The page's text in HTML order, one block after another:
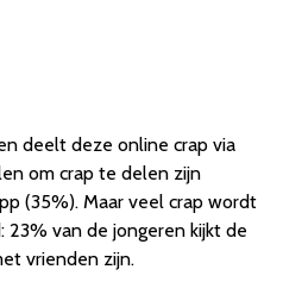
deelt deze online crap via
om crap te delen zijn
(35%). Maar veel crap wordt
van de jongeren kijkt de
vrienden zijn.